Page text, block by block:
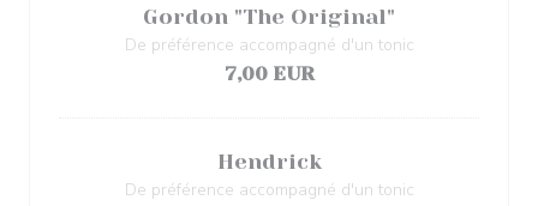
Gordon "The Original"
De préférence accompagné d'un tonic
7,00 EUR
Hendrick
De préférence accompagné d'un tonic